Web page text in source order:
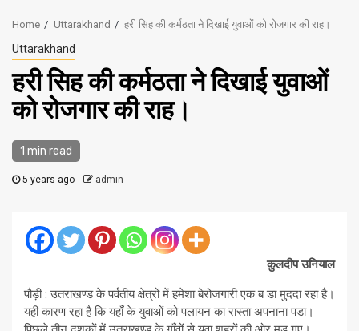
Home Uttarakhand हरी सिह की कर्मठता ने दिखाई युवाओं को रोजगार की राह।
Uttarakhand
हरी सिह की कर्मठता ने दिखाई युवाओं
को रोजगार की राह।
1 min read
5 years ago admin
कुलदीप उनियाल
पौड़ी : उतराखण्ड के पर्वतीय क्षेत्रों में हमेशा बेरोजगारी एक ब डा मुददा रहा है।
यही कारण रहा है कि यहाँ के युवाओं को पलायन का रास्ता अपनाना पडा।